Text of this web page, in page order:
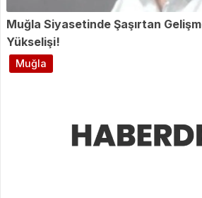
Muğla Siyasetinde Şaşırtan
Yükselişi!
Muğla